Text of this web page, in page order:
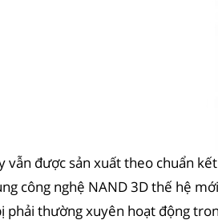
vẫn được sản xuất theo chuẩn
công nghệ NAND 3D thế hệ
phải thường xuyên hoạt động